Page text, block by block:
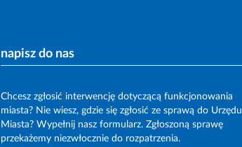
napisz do nas
Chcesz zgłosić interwencję dotyczącą funkcjonowania
miasta? Nie wiesz, gdzie się zgłosić ze sprawą do Urzędu
Miasta? Wypełnij nasz formularz. Zgłoszoną sprawę
przekażemy niezwłocznie do rozpatrzenia.